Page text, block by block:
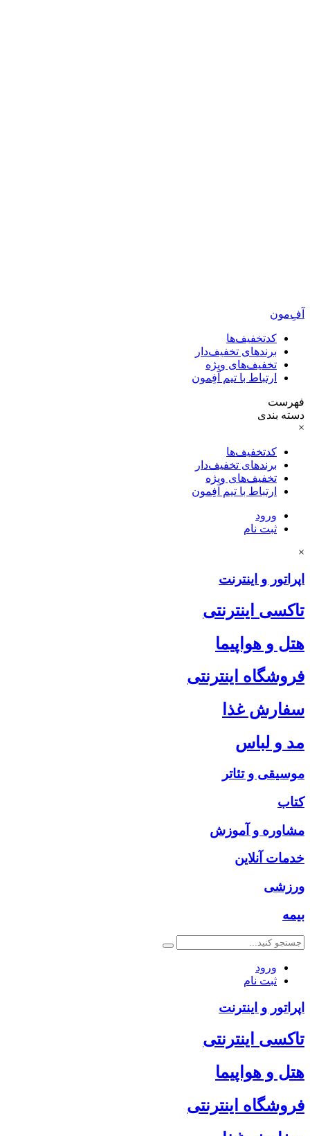
آفِ‌مون
کدتخفیف‌ها
برندهای تخفیف‌دار
تخفیف‌های ویژه
ارتباط با تیم آفِمون
فهرست
دسته بندی
×
کدتخفیف‌ها
برندهای تخفیف‌دار
تخفیف‌های ویژه
ارتباط با تیم آفِمون
ورود
ثبت نام
×
اپراتور و اینترنت
تاکسی اینترنتی
هتل و هواپیما
فروشگاه اینترنتی
سفارش غذا
مد و لباس
موسیقی و تئاتر
کتاب
مشاوره و آموزش
خدمات آنلاین
ورزشی
بیمه
ورود
ثبت نام
اپراتور و اینترنت
تاکسی اینترنتی
هتل و هواپیما
فروشگاه اینترنتی